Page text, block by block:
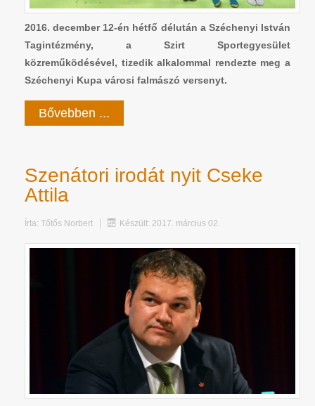
2016. december 12-én hétfő délután a Széchenyi István
Tagintézmény, a Szirt Sportegyesület
közreműködésével, tizedik alkalommal rendezte meg a
Széchenyi Kupa városi falmászó versenyt.
Bővebben ...
Szenátori irodát nyit Cseke
Attila
Írta: Tőtős Norbert Készült: 2017. március 02.